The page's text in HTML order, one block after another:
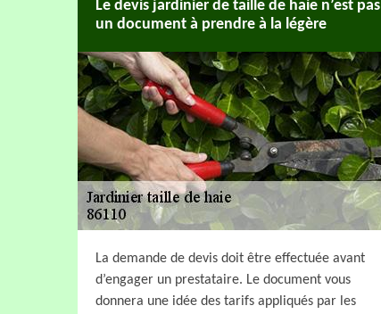
Le devis jardinier de taille de haie n’est pas
un document à prendre à la légère
La demande de devis doit être effectuée avant
d’engager un prestataire. Le document vous
donnera une idée des tarifs appliqués par les